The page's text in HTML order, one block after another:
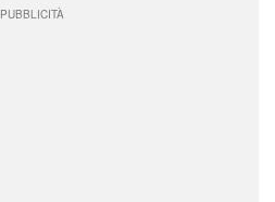
PUBBLICITÀ